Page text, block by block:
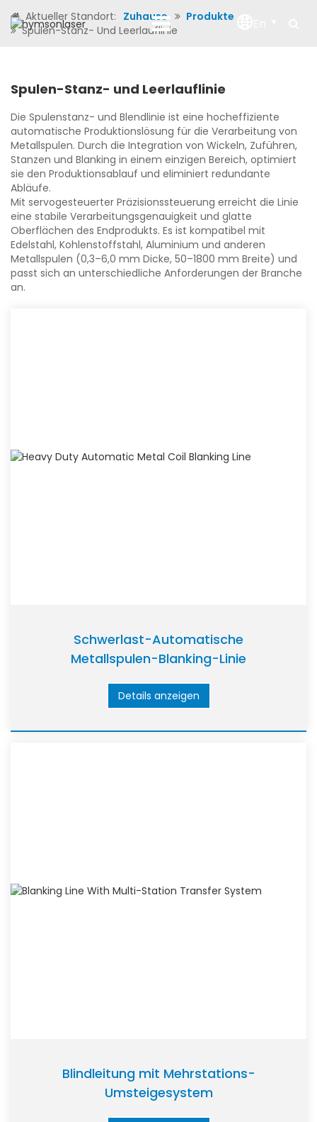
Aktueller Standort: Zuhause
Produkte
Spulen-Stanz- Und Leerlauflinie
Spulen-Stanz- und Leerlauflinie
Die Spulenstanz- und Blendlinie ist eine hocheffiziente
automatische Produktionslösung für die Verarbeitung von
Metallspulen. Durch die Integration von Wickeln, Zuführen,
Stanzen und Blanking in einem einzigen Bereich, optimiert
sie den Produktionsablauf und eliminiert redundante
Abläufe.
Mit servogesteuerter Präzisionssteuerung erreicht die Linie
eine stabile Verarbeitungsgenauigkeit und glatte
Oberflächen des Endprodukts. Es ist kompatibel mit
Edelstahl, Kohlenstoffstahl, Aluminium und anderen
Metallspulen (0,3–6,0 mm Dicke, 50–1800 mm Breite) und
passt sich an unterschiedliche Anforderungen der Branche
an.
Schwerlast-Automatische
Metallspulen-Blanking-Linie
Details anzeigen
Blindleitung mit Mehrstations-
Umsteigesystem